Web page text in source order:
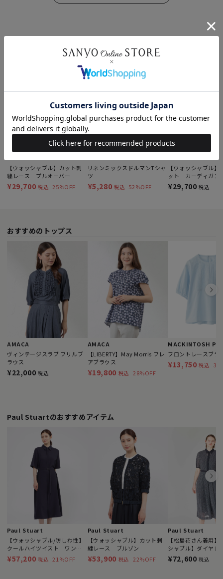
【ウォッシャブル】カット刺
繍レース プルオーバー
¥29,700 税込 25%OFF
リネンミックスドルマンTシャ
ツ
¥5,280 税込 52%OFF
【ウォッシャブル】
ット カーディガン
¥29,700 税込
おすすめのトップス
AMACA
ヴィンテージスラブ フリルブ
ラウス
¥22,000 税込
AMACA
【LIBERTY】May Morris フレ
アブラウス
¥19,800 税込 28%OFF
フロントレースブラ
¥13,750 税込
Paul Stuartのおすすめアイテム
Paul Stuart
【ウォッシャブル/防しわ性】
クールハイツイスト ワンピ
ース
¥57,200 税込 21%OFF
Paul Stuart
【ウォッシャブル】カット刺
繍レース ブルゾン
¥53,900 税込 22%OFF
Paul Stuart
【松島花さん着用】
シャブル】ダイヤ
ンピース
¥72,600 税込